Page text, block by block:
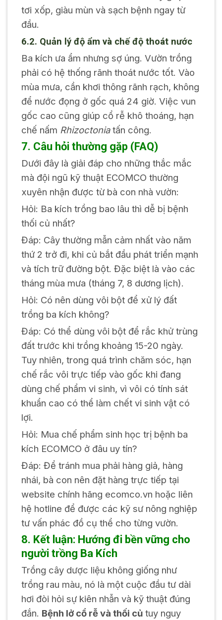
tơi xốp, giàu mùn và sạch bệnh ngay từ
đầu.
6.2. Quản lý độ ẩm và chế độ thoát nước
Ba kích ưa ẩm nhưng sợ úng. Vườn trồng
phải có hệ thống rãnh thoát nước tốt. Vào
mùa mưa, cần khơi thông rãnh rạch, không
để nước đọng ở gốc quá 24 giờ. Việc vun
gốc cao cũng giúp cổ rễ khô thoáng, hạn
chế nấm Rhizoctoniatấn công.
7. Câu hỏi thường gặp (FAQ)
Dưới đây là giải đáp cho những thắc mắc
mà đội ngũ kỹ thuật ECOMCO thường
xuyên nhận được từ bà con nhà vườn:
Hỏi: Ba kích trồng bao lâu thì dễ bị bệnh
thối củ nhất?
Đáp: Cây thường mẫn cảm nhất vào năm
thứ 2 trở đi, khi củ bắt đầu phát triển mạnh
và tích trữ đường bột. Đặc biệt là vào các
tháng mùa mưa (tháng 7, 8 dương lịch).
Hỏi: Có nên dùng vôi bột để xử lý đất
trồng ba kích không?
Đáp: Có thể dùng vôi bột để rắc khử trùng
đất trước khi trồng khoảng 15-20 ngày.
Tuy nhiên, trong quá trình chăm sóc, hạn
chế rắc vôi trực tiếp vào gốc khi đang
dùng chế phẩm vi sinh, vì vôi có tính sát
khuẩn cao có thể làm chết vi sinh vật có
lợi.
Hỏi: Mua chế phẩm sinh học trị bệnh ba
kích ECOMCO ở đâu uy tín?
Đáp: Để tránh mua phải hàng giả, hàng
nhái, bà con nên đặt hàng trực tiếp tại
website chính hãng ecomco.vn hoặc liên
hệ hotline để được các kỹ sư nông nghiệp
tư vấn phác đồ cụ thể cho từng vườn.
8. Kết luận: Hướng đi bền vững cho
người trồng Ba Kích
Trồng cây dược liệu không giống như
trồng rau màu, nó là một cuộc đầu tư dài
hơi đòi hỏi sự kiên nhẫn và kỹ thuật đúng
đắn. Bệnh lở cổ rễ và thối củtuy nguy